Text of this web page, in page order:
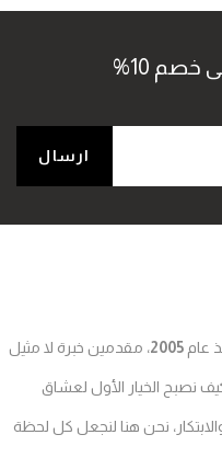
10%
عام 2005، مقدمين خبرة لا مثيل
نصبح الخيار الأول لعشاق
نحن هنا لنجعل كل لحظة